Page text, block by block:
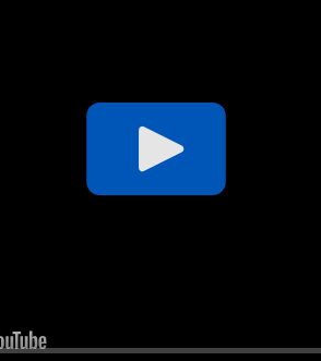
Play